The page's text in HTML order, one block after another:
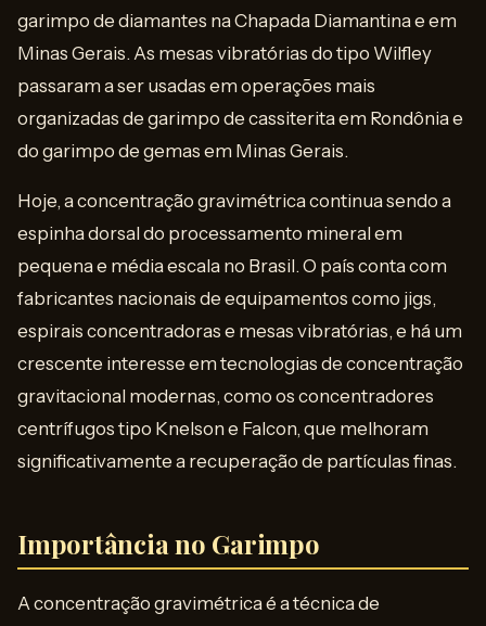
garimpo de diamantes na Chapada Diamantina e em
Minas Gerais. As mesas vibratórias do tipo Wilfley
passaram a ser usadas em operações mais
organizadas de garimpo de cassiterita em Rondônia e
do garimpo de gemas em Minas Gerais.
Hoje, a concentração gravimétrica continua sendo a
espinha dorsal do processamento mineral em
pequena e média escala no Brasil. O país conta com
fabricantes nacionais de equipamentos como jigs,
espirais concentradoras e mesas vibratórias, e há um
crescente interesse em tecnologias de concentração
gravitacional modernas, como os concentradores
centrífugos tipo Knelson e Falcon, que melhoram
significativamente a recuperação de partículas finas.
Importância no Garimpo
A concentração gravimétrica é a técnica de